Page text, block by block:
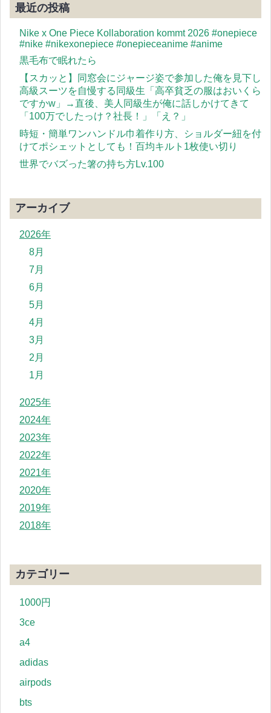
最近の投稿
Nike x One Piece Kollaboration kommt 2026 #onepiece
#nike #nikexonepiece #onepieceanime #anime
黒毛布で眠れたら
【スカッと】同窓会にジャージ姿で参加した俺を見下し
高級スーツを自慢する同級生「高卒貧乏の服はおいくら
ですかw」→直後、美人同級生が俺に話しかけてきて
「100万でしたっけ？社長！」「え？」
時短・簡単ワンハンドル巾着作り方、ショルダー紐を付
けてポシェットとしても！百均キルト1枚使い切り
世界でバズった箸の持ち方Lv.100
アーカイブ
2026年
8月
7月
6月
5月
4月
3月
2月
1月
2025年
2024年
2023年
2022年
2021年
2020年
2019年
2018年
カテゴリー
1000円
3ce
a4
adidas
airpods
bts